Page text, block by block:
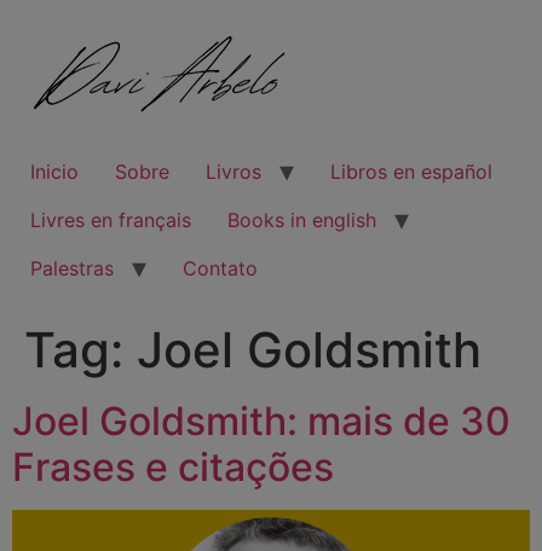
Inicio Sobre Livros
Libros en español
Livres en français
Books in english
Palestras
Contato
Tag: Joel Goldsmith
Joel Goldsmith: mais de 30
Frases e citações